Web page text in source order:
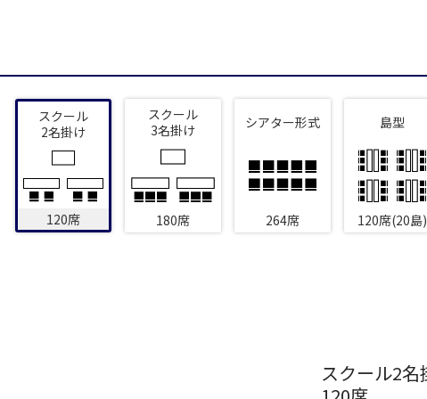
スクール
2名掛け
120席
スクール
3名掛け
180席
シアター形式
264席
島型
120席(20島)
スクール2名
新宿住友ホール
新宿住友ビル三
新宿住友スカイルーム
ベルサール新宿セ
ベルサール西新宿
ベルサール高田馬場
ベルサール八重洲
ベルサール東京日
ベルサール秋葉原
ベルサール神田
飯田橋・九段・半蔵門・神保町エリア
ベルサール飯田橋ファースト
ベルサール神保町
ベルサール神保町
ベルサール九段
渋谷エリア
ベルサール渋谷ファースト ベルサール渋谷ガ
六本木・虎ノ門エリア
ベルサール虎ノ門
泉ガーデンギャラ